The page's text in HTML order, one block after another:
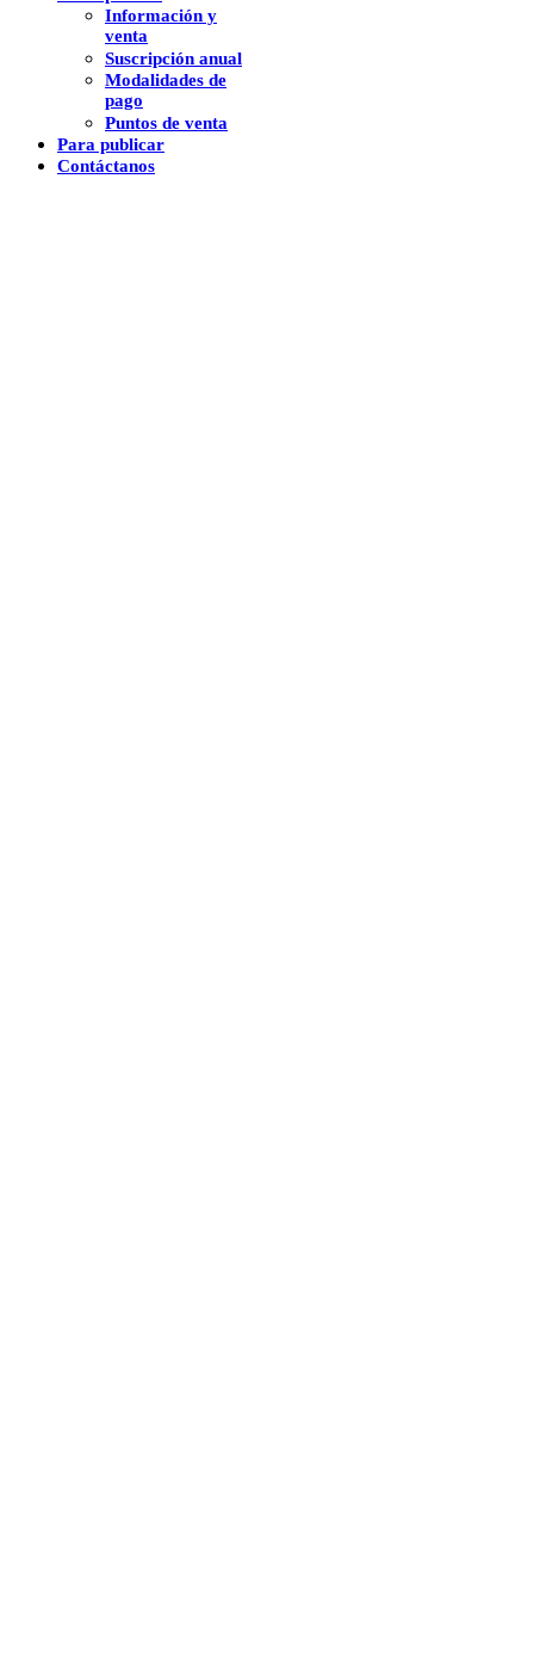
Información y
venta
Suscripción anual
Modalidades de
pago
Puntos de venta
Para publicar
Contáctanos